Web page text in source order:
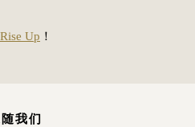
Up ！
我们